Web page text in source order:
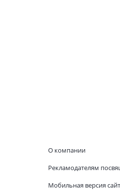
О компании
Рекламодателям
Мобильная версия